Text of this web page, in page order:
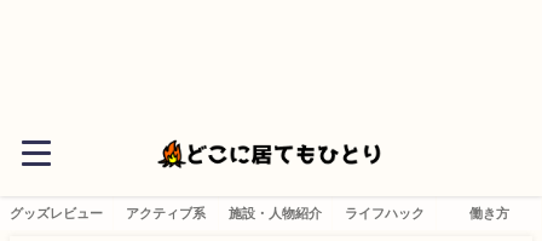
グッズレビュー アクティブ系 施設・人物紹介 ライフハック 働き方